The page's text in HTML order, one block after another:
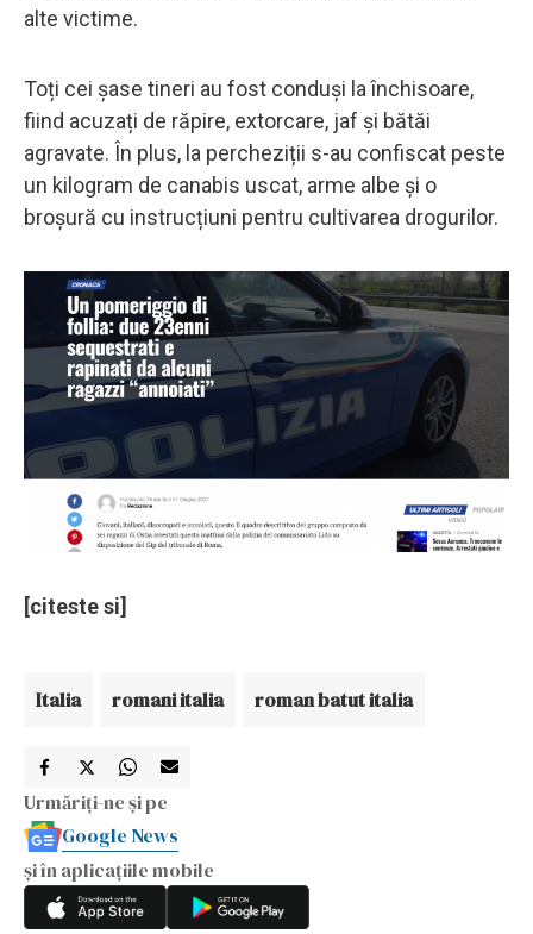
alte victime.
Toți cei șase tineri au fost conduși la închisoare,
fiind acuzați de răpire, extorcare, jaf și bătăi
agravate. În plus, la percheziții s-au confiscat peste
un kilogram de canabis uscat, arme albe și o
broșură cu instrucțiuni pentru cultivarea drogurilor.
[citeste si]
Italia romani italia roman batut italia
Urmăriți-ne și pe
Google News
și în aplicațiile mobile